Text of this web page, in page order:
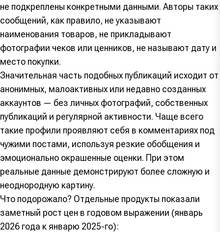
не подкреплены конкретными данными. Авторы таких
сообщений, как правило, не указывают
наименования товаров, не прикладывают
фотографии чеков или ценников, не называют дату и
место покупки.
Значительная часть подобных публикаций исходит от
анонимных, малоактивных или недавно созданных
аккаунтов — без личных фотографий, собственных
публикаций и регулярной активности. Чаще всего
такие профили проявляют себя в комментариях под
чужими постами, используя резкие обобщения и
эмоционально окрашенные оценки. При этом
реальные данные демонстрируют более сложную и
неоднородную картину.
Что подорожало? Отдельные продукты показали
заметный рост цен в годовом выражении (январь
2026 года к январю 2025-го):